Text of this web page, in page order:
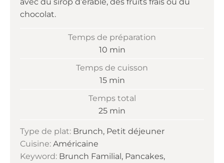
chocolat.
Temps de préparation
10minutes
min
Temps de cuisson
15minutes
min
Temps total
25minutes
min
Type de plat: Brunch, Petit déjeuner
Cuisine: Américaine
Keyword: Brunch Familial, Pancakes,